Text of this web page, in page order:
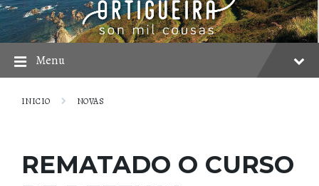
Skip
to
content
Skip
to
main
navigation
Skip
to
footer
Menu
INICIO NOVAS
REMATADO O CURSO